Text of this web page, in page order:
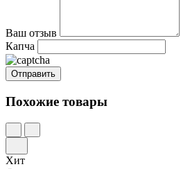
Ваш отзыв
Капча
Похожие товары
Хит